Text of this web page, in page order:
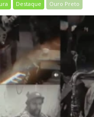
Destaque Ouro Preto